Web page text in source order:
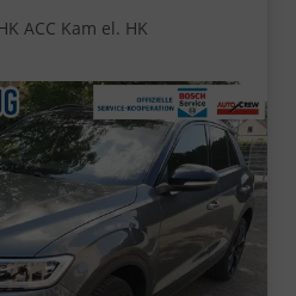
ACC Kam el. HK